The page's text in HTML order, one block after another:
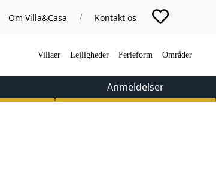
Om Villa&Casa / Kontakt os
Villaer Lejligheder Ferieform Områder
Anmeldelser